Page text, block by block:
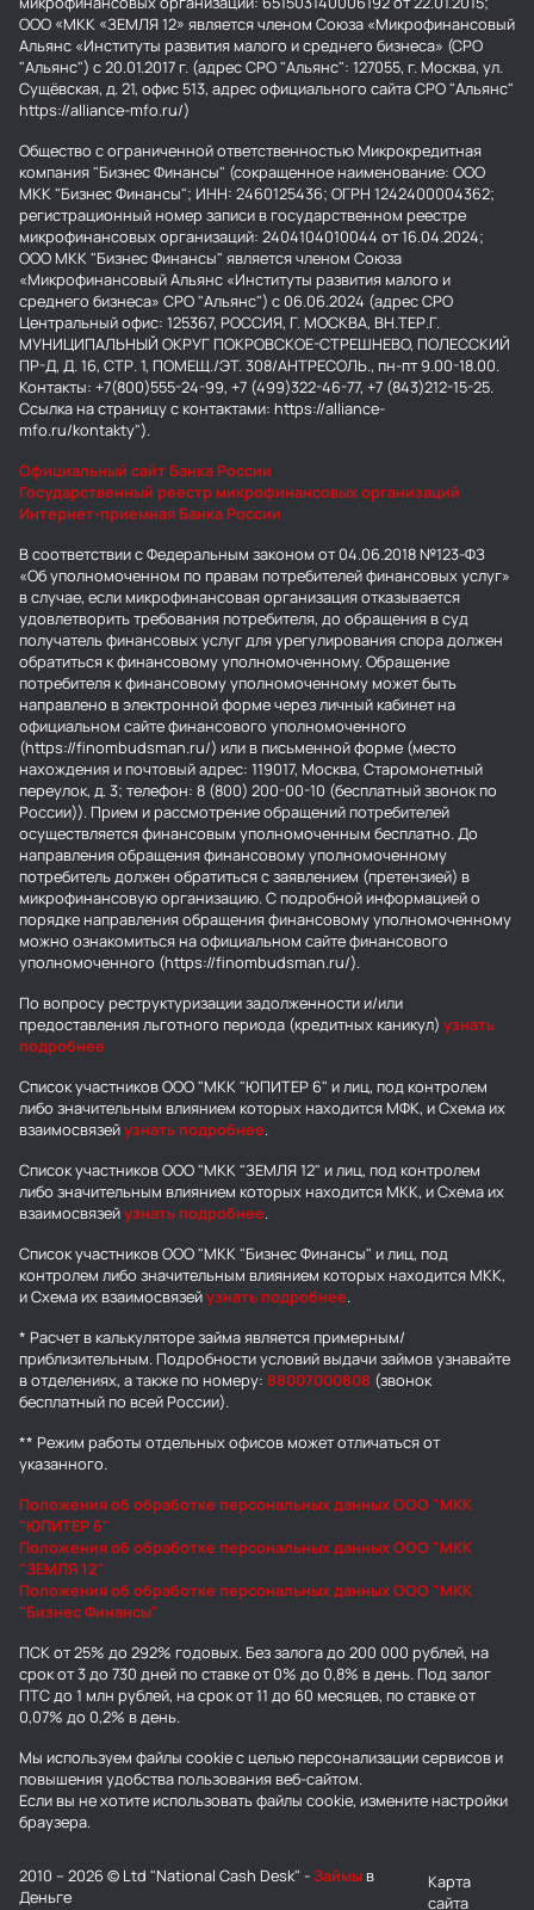
ООО «МКК «ЗЕМЛЯ 12» является членом Союза «Микрофинансовый
Альянс «Институты развития малого и среднего бизнеса» (СРО
"Альянс") с 20.01.2017 г. (адрес СРО "Альянс": 127055, г. Москва, ул.
Сущёвская, д. 21, офис 513, адрес официального сайта СРО "Альянс"
https://alliance-mfo.ru/)
Общество с ограниченной ответственностью Микрокредитная
компания "Бизнес Финансы" (сокращенное наименование: ООО
МКК "Бизнес Финансы"; ИНН: 2460125436; ОГРН 1242400004362;
регистрационный номер записи в государственном реестре
микрофинансовых организаций: 2404104010044 от 16.04.2024;
ООО МКК "Бизнес Финансы" является членом Союза
«Микрофинансовый Альянс «Институты развития малого и
среднего бизнеса» СРО "Альянс") с 06.06.2024 (адрес СРО
Центральный офис: 125367, РОССИЯ, Г. МОСКВА, ВН.ТЕР.Г.
МУНИЦИПАЛЬНЫЙ ОКРУГ ПОКРОВСКОЕ-СТРЕШНЕВО, ПОЛЕССКИЙ
ПР-Д, Д. 16, СТР. 1, ПОМЕЩ./ЭТ. 308/АНТРЕСОЛЬ., пн-пт 9.00-18.00.
Контакты: +7(800)555-24-99, +7 (499)322-46-77, +7 (843)212-15-25.
Ссылка на страницу с контактами: https://alliance-
mfo.ru/kontakty").
Официальный сайт Банка России
Государственный реестр микрофинансовых организаций
Интернет-приемная Банка России
В соответствии с Федеральным законом от 04.06.2018 №123-ФЗ
«Об уполномоченном по правам потребителей финансовых услуг»
в случае, если микрофинансовая организация отказывается
удовлетворить требования потребителя, до обращения в суд
получатель финансовых услуг для урегулирования спора должен
обратиться к финансовому уполномоченному. Обращение
потребителя к финансовому уполномоченному может быть
направлено в электронной форме через личный кабинет на
официальном сайте финансового уполномоченного
(https://finombudsman.ru/) или в письменной форме (место
нахождения и почтовый адрес: 119017, Москва, Старомонетный
переулок, д. 3; телефон: 8 (800) 200-00-10 (бесплатный звонок по
России)). Прием и рассмотрение обращений потребителей
осуществляется финансовым уполномоченным бесплатно. До
направления обращения финансовому уполномоченному
потребитель должен обратиться с заявлением (претензией) в
микрофинансовую организацию. С подробной информацией о
порядке направления обращения финансовому уполномоченному
можно ознакомиться на официальном сайте финансового
уполномоченного (https://finombudsman.ru/).
По вопросу реструктуризации задолженности и/или
предоставления льготного периода (кредитных каникул) узнать
подробнее
Список участников ООО "МКК "ЮПИТЕР 6" и лиц, под контролем
либо значительным влиянием которых находится МФК, и Схема их
взаимосвязейузнать подробнее.
Список участников ООО "МКК "ЗЕМЛЯ 12" и лиц, под контролем
либо значительным влиянием которых находится МКК, и Схема их
взаимосвязейузнать подробнее.
Список участников ООО "МКК "Бизнес Финансы" и лиц, под
контролем либо значительным влиянием которых находится МКК,
и Схема их взаимосвязейузнать подробнее.
* Расчет в калькуляторе займа является примерным/
приблизительным. Подробности условий выдачи займов узнавайте
в отделениях, а также по номеру: 88007000808 (звонок
бесплатный по всей России).
** Режим работы отдельных офисов может отличаться от
указанного.
Положения об обработке персональных данных ООО "МКК
"ЮПИТЕР 6"
Положения об обработке персональных данных ООО "МКК
"ЗЕМЛЯ 12"
Положения об обработке персональных данных ООО "МКК
"Бизнес Финансы"
ПСК от 25% до 292% годовых. Без залога до 200 000 рублей, на
срок от 3 до 730 дней по ставке от 0% до 0,8% в день. Под залог
ПТС до 1 млн рублей, на срок от 11 до 60 месяцев, по ставке от
0,07% до 0,2% в день.
Мы используем файлы cookieс целью персонализации сервисов и
повышения удобства пользования веб-сайтом.
Если вы не хотите использовать файлы cookie, измените настройки
браузера.
2010 – 2026 © Ltd "National Cash Desk" -Займы в
Деньге
Карта
сайта